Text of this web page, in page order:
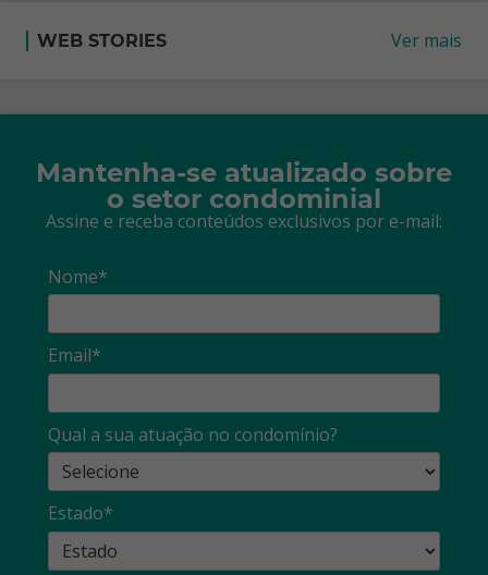
WEB STORIES Ver mais
Mantenha-se atualizado sobre
o setor condominial
Assine e receba conteúdos exclusivos por e-mail:
Nome*
Email*
Qual a sua atuação no condomínio?
Estado*